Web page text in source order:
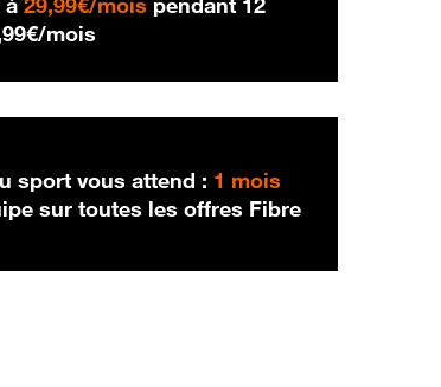
mois
sport vous attend : 1 mois
sur toutes les offres Fibre